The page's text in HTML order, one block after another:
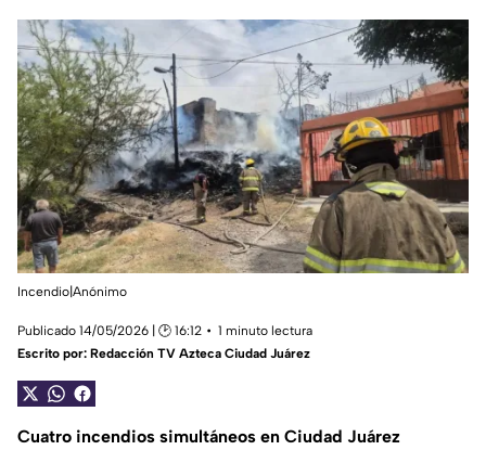
Incendio|Anónimo
Publicado 14/05/2026 | 🕑 16:12
1 minuto lectura
Escrito por: Redacción TV Azteca Ciudad Juárez
Cuatro incendios simultáneos en Ciudad Juárez